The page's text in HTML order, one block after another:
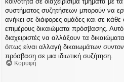
συστήματος συζητήσεων μπορούν να
ανήκει σε διάφορες ομάδες και σε
επιμέρους δικαιώματα πρόσβασης.
διαχειριστές να αλλάξουν τα
όπως είναι αλλαγή δικαιωμάτων
πρόσβαση σε μια ιδιωτική συζήτηση.
Κορυφή